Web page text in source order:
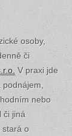
osoby,
či
V praxi jde
nebo
či jiná
stará o